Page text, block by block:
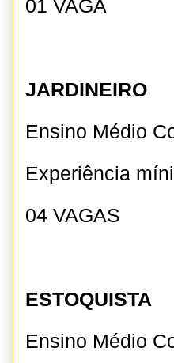
01 VAGA
JARDINEIRO
Ensino Médio
Experiência
04 VAGAS
ESTOQUISTA
Ensino Médio